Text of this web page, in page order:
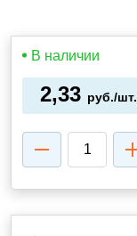
В наличии
2,33 руб./шт.